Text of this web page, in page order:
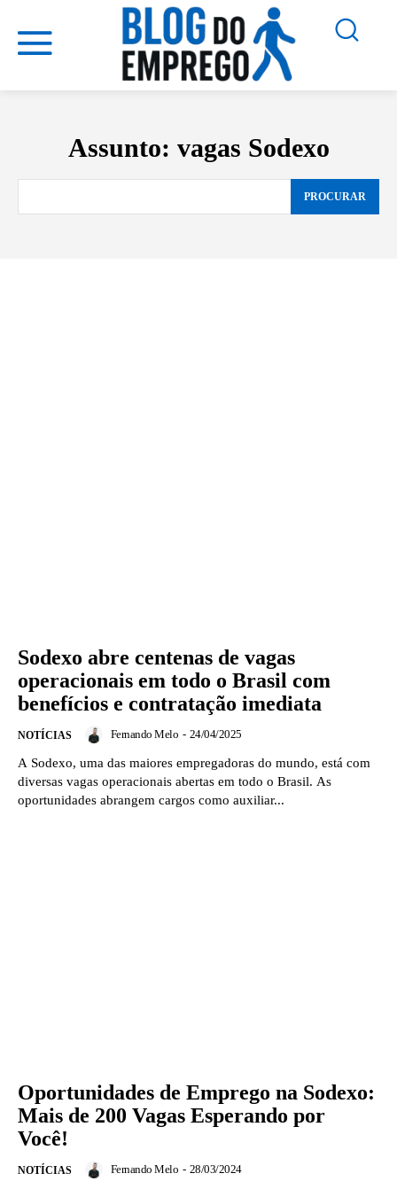
Assunto: vagas Sodexo
PROCURAR
Sodexo abre centenas de vagas
operacionais em todo o Brasil com
benefícios e contratação imediata
NOTÍCIAS Fernando Melo - 24/04/2025
A Sodexo, uma das maiores empregadoras do mundo, está com
diversas vagas operacionais abertas em todo o Brasil. As
oportunidades abrangem cargos como auxiliar...
Oportunidades de Emprego na Sodexo:
Mais de 200 Vagas Esperando por
Você!
NOTÍCIAS Fernando Melo - 28/03/2024